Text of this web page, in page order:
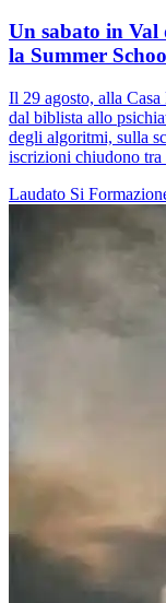
Un sabato in Val
la Summer
Il 29 agosto, alla
dal biblista allo
degli algoritmi, sulla
iscrizioni chiudono tra
Laudato Si